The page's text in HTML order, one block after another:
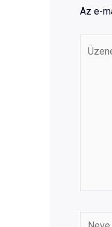
Az e-
Üzenete
Neve